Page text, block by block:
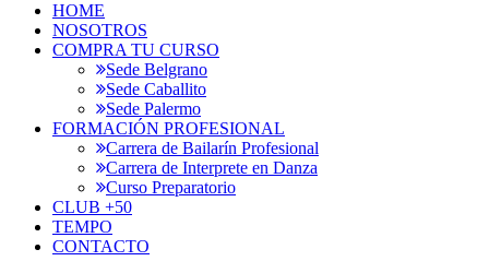
HOME
NOSOTROS
COMPRA TU CURSO
Sede Belgrano
Sede Caballito
Sede Palermo
FORMACIÓN PROFESIONAL
Carrera de Bailarín Profesional
Carrera de Interprete en Danza
Curso Preparatorio
CLUB +50
TEMPO
CONTACTO